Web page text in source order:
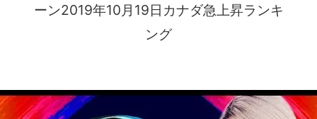
ーン2019年10月19日カナダ急上昇ランキ
ング